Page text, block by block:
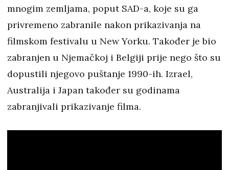
mnogim zemljama, poput SAD-a, koje su ga
privremeno zabranile nakon prikazivanja na
filmskom festivalu u New Yorku. Također je bio
zabranjen u Njemačkoj i Belgiji prije nego što su
dopustili njegovo puštanje 1990-ih. Izrael,
Australija i Japan također su godinama
zabranjivali prikazivanje filma.